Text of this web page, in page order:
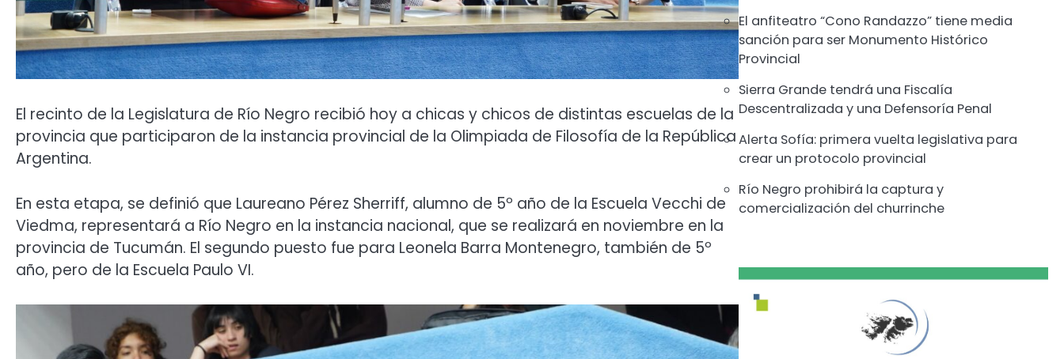
El recinto de la Legislatura de Río Negro recibió hoy a chicas y chicos de distintas escuelas de la
provincia que participaron de la instancia provincial de la Olimpiada de Filosofía de la República
Argentina.
En esta etapa, se definió que Laureano Pérez Sherriff, alumno de 5º año de la Escuela Vecchi de
Viedma, representará a Río Negro en la instancia nacional, que se realizará en noviembre en la
provincia de Tucumán. El segundo puesto fue para Leonela Barra Montenegro, también de 5º
año, pero de la Escuela Paulo VI.
El anfiteatro “Cono Randazzo” tiene media
sanción para ser Monumento Histórico
Provincial
Sierra Grande tendrá una Fiscalía
Descentralizada y una Defensoría Penal
Alerta Sofía: primera vuelta legislativa para
crear un protocolo provincial
Río Negro prohibirá la captura y
comercialización del churrinche